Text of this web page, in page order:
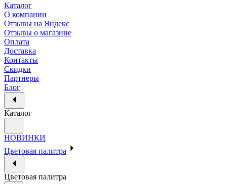
Каталог
О компании
Отзывы на Яндекс
Отзывы о магазине
Оплата
Доставка
Контакты
Скидки
Партнеры
Блог
Каталог
НОВИНКИ
Цветовая палитра
Цветовая палитра